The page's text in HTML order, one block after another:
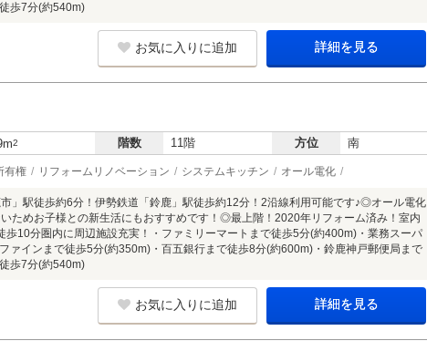
歩7分(約540m)
お気に入りに追加 詳細を見る
2 階数 11階 方位 南
有権 リフォームリノベーション システムキッチン オール電化
駅徒歩約6分！伊勢鉄道「鈴鹿」駅徒歩約12分！2沿線利用可能です♪◎オール電化
ためお子様との新生活にもおすすめです！◎最上階！2020年リフォーム済み！室内
10分圏内に周辺施設充実！・ファミリーマートまで徒歩5分(約400m)・業務スーパ
ァインまで徒歩5分(約350m)・百五銀行まで徒歩8分(約600m)・鈴鹿神戸郵便局まで
歩7分(約540m)
お気に入りに追加 詳細を見る